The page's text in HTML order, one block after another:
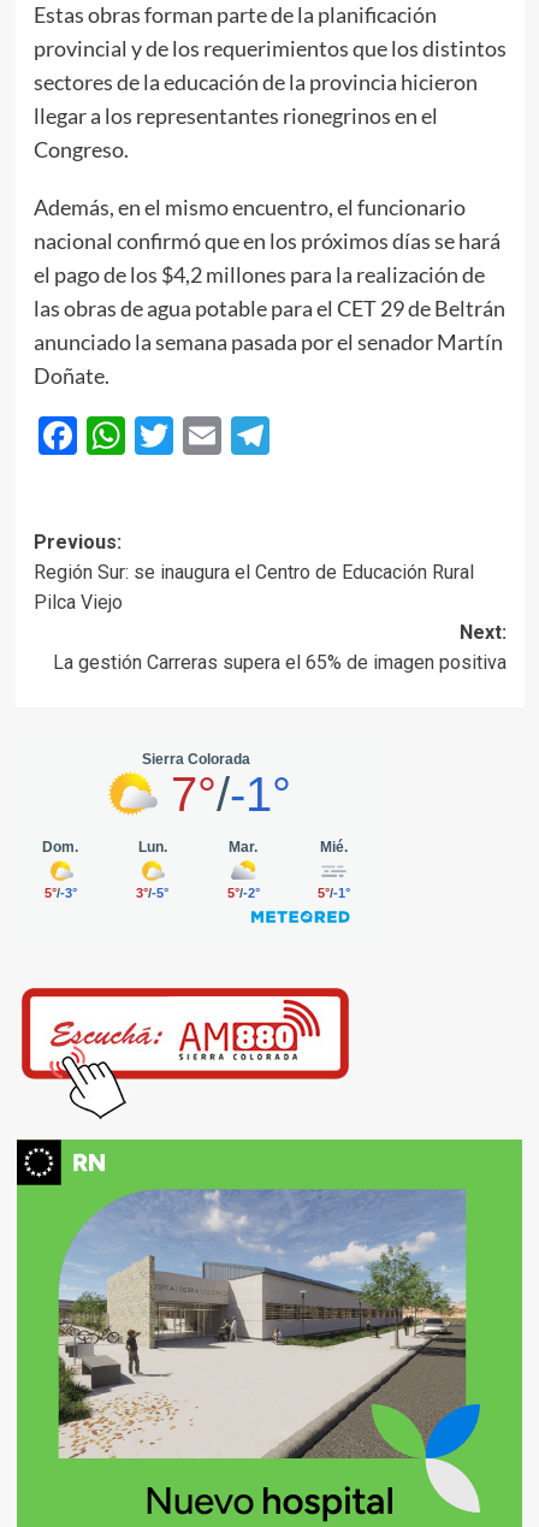
Estas obras forman parte de la planificación
provincial y de los requerimientos que los distintos
sectores de la educación de la provincia hicieron
llegar a los representantes rionegrinos en el
Congreso.
Además, en el mismo encuentro, el funcionario
nacional confirmó que en los próximos días se hará
el pago de los $4,2 millones para la realización de
las obras de agua potable para el CET 29 de Beltrán
anunciado la semana pasada por el senador Martín
Doñate.
Facebook
WhatsApp
Twitter
EmailTelegram
Post
navigation
Previous:
Región Sur: se inaugura el Centro de Educación Rural
Pilca Viejo
Next:
La gestión Carreras supera el 65% de imagen positiva